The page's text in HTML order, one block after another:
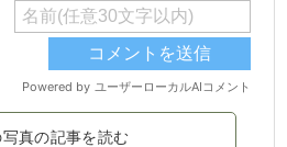
写真の記事を読む